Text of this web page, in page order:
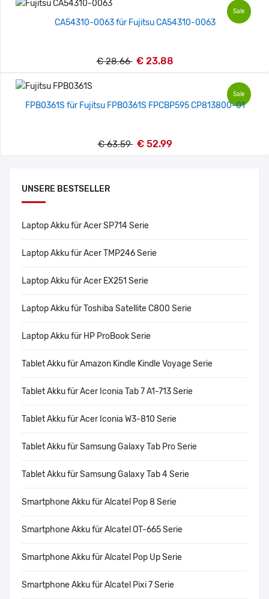
UNSERE BESTSELLER
Laptop Akku für Acer SP714 Serie
Laptop Akku für Acer TMP246 Serie
Laptop Akku für Acer EX251 Serie
Laptop Akku für Toshiba Satellite C800 Serie
Laptop Akku für HP ProBook Serie
Tablet Akku für Amazon Kindle Kindle Voyage Serie
Tablet Akku für Acer Iconia Tab 7 A1-713 Serie
Tablet Akku für Acer Iconia W3-810 Serie
Tablet Akku für Samsung Galaxy Tab Pro Serie
Tablet Akku für Samsung Galaxy Tab 4 Serie
Smartphone Akku für Alcatel Pop 8 Serie
Smartphone Akku für Alcatel OT-665 Serie
Smartphone Akku für Alcatel Pop Up Serie
Smartphone Akku für Alcatel Pixi 7 Serie
Sale
CA54310-0063 für Fujitsu CA54310-0063
€ 28.66 € 23.88
Sale
FPB0361S für Fujitsu FPB0361S FPCBP595 CP813800-01
€ 63.59 € 52.99